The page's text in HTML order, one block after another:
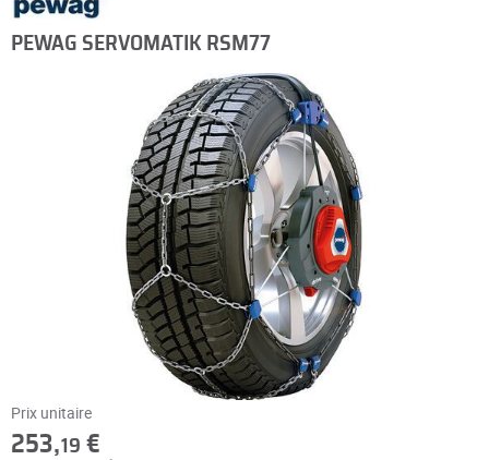
PEWAG SERVOMATIK RSM77
Prix unitaire
253,19 €